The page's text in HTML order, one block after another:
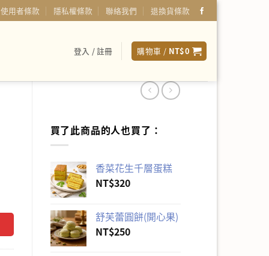
使用者條款 隱私權條款 聯絡我們 退換貨條款
登入 / 註冊 購物車 / NT$0
買了此商品的人也買了：
香菜花生千層蛋糕
NT$320
舒芙蕾圓餅(開心果)
NT$250